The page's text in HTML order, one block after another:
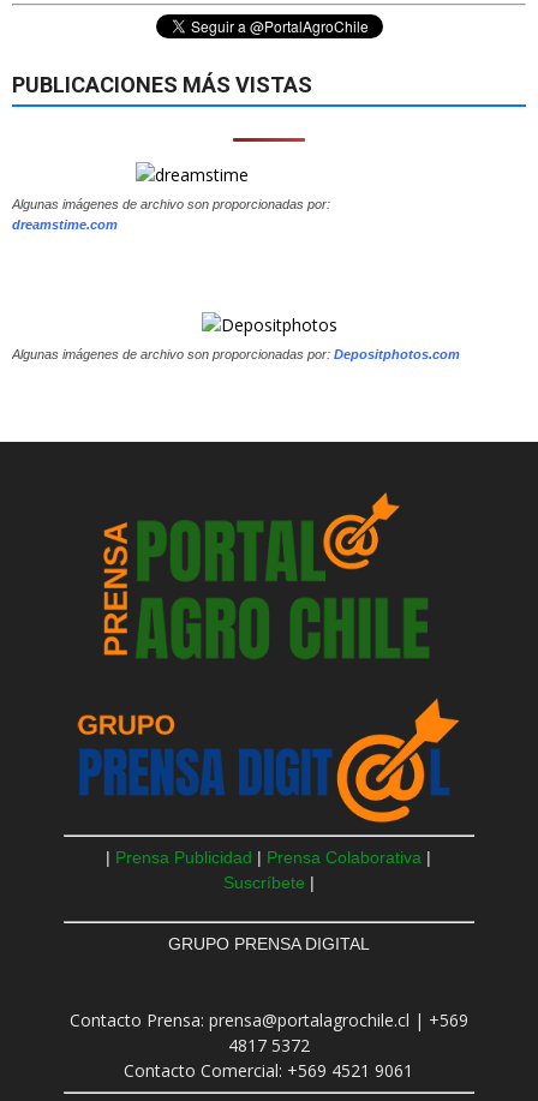
PUBLICACIONES MÁS VISTAS
Algunas imágenes de archivo son proporcionadas por:
dreamstime.com
Algunas imágenes de archivo son proporcionadas por: Depositphotos.com
| Prensa Publicidad | Prensa Colaborativa |
Suscríbete |
GRUPO PRENSA DIGITAL
Contacto Prensa: prensa@portalagrochile.cl | +569
4817 5372
Contacto Comercial: +569 4521 9061